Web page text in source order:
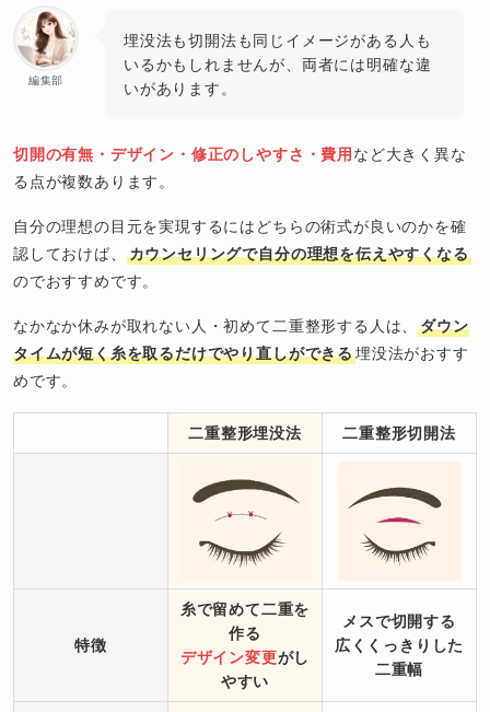
編集部
埋没法も切開法も同じイメージがある人も
いるかもしれませんが、両者には明確な違
いがあります。
切開の有無・デザイン・修正のしやすさ・費用 など大きく異な
る点が複数あります。
自分の理想の目元を実現するにはどちらの術式が良いのかを確
認しておけば、
カウンセリングで自分の理想を伝えやすくなる
のでおすすめです。
なかなか休みが取れない人・初めて二重整形する人は、ダウン
タイムが短く糸を取るだけでやり直しができる埋没法がおすす
めです。
二重整形埋没法 二重整形切開法
特徴
糸で留めて二重を
作る
デザイン変更がし
やすい
メスで切開する
広くくっきりした
二重幅